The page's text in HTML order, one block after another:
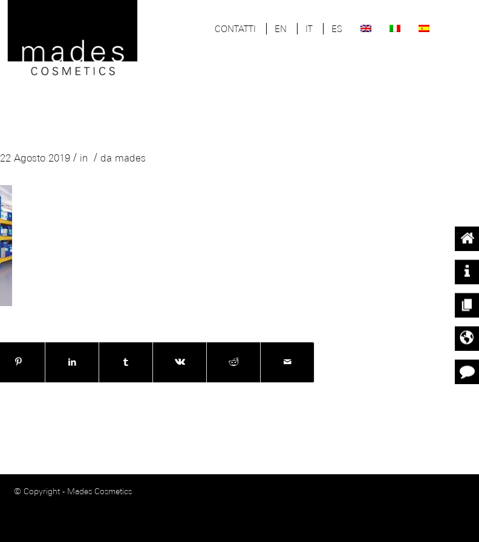
CONTATTI EN IT ES
22 Agosto 2019 / in / da mades
© Copyright - Mades Cosmetics